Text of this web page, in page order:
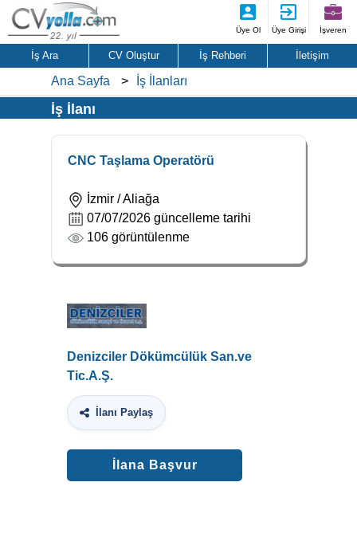
Üye Ol Üye Girişi İşveren
İş Ara CV Oluştur İş Rehberi İletişim
Ana Sayfa İş İlanları
İş İlanı
CNC Taşlama Operatörü
İzmir / Aliağa
07/07/2026 güncelleme tarihi
106 görüntülenme
Denizciler Dökümcülük San.ve
Tic.A.Ş.
İlanı Paylaş
İlana Başvur